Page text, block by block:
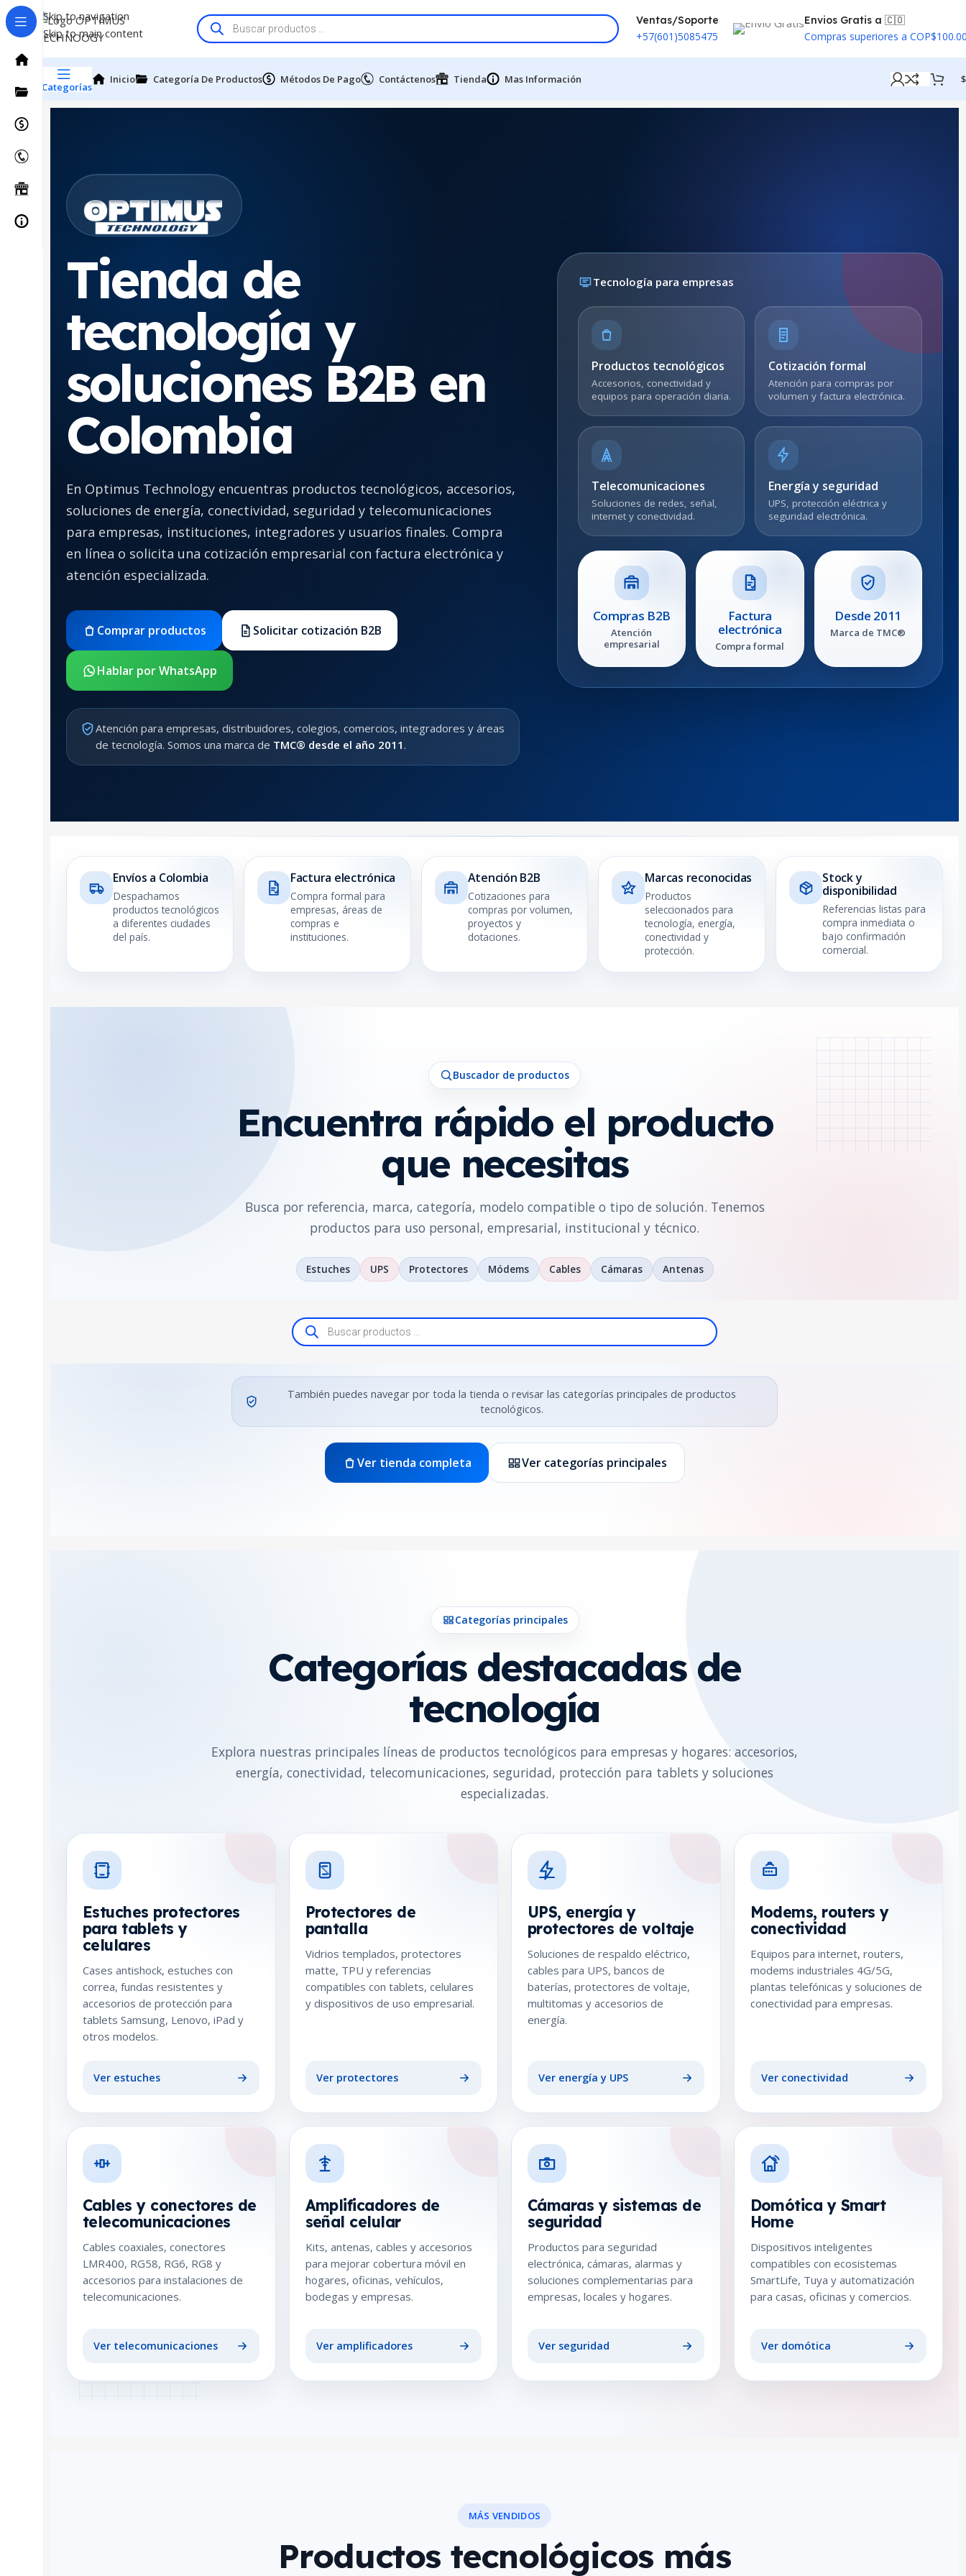
Skip to navigation
Skip to main content
Ventas/Soporte
+57(601)5085475
Envios Gratis a 🇨🇴
Compras superiores a
Categorías
Inicio Categoría De Productos Métodos De Pago Contáctenos Tienda Mas Información $
Tienda de
tecnología y
soluciones B2B en
Colombia
En Optimus Technology encuentras productos tecnológicos, accesorios,
soluciones de energía, conectividad, seguridad y telecomunicaciones
para empresas, instituciones, integradores y usuarios finales. Compra
en línea o solicita una cotización empresarial con factura electrónica y
atención especializada.
Comprar productos Solicitar cotización B2B
Hablar por WhatsApp
Atención para empresas, distribuidores, colegios, comercios, integradores y áreas
de tecnología. Somos una marca de TMC® desde el año 2011 .
Tecnología para empresas
Productos tecnológicos
Accesorios, conectividad y
equipos para operación diaria.
Cotización formal
Atención para compras por
volumen y factura electrónica.
Telecomunicaciones
Soluciones de redes, señal,
internet y conectividad.
Energía y seguridad
UPS, protección eléctrica y
seguridad electrónica.
Compras B2B
Atención
empresarial
Factura
electrónica
Compra formal
Desde 2011
Marca de TMC®
Envíos a Colombia
Despachamos
productos tecnológicos
a diferentes ciudades
del país.
Factura electrónica
Compra formal para
empresas, áreas de
compras e
instituciones.
Atención B2B
Cotizaciones para
compras por volumen,
proyectos y
dotaciones.
Marcas reconocidas
Productos
seleccionados para
tecnología, energía,
conectividad y
protección.
Stock y
disponibilidad
Referencias listas para
compra inmediata o
bajo confirmación
comercial.
Buscador de productos
Encuentra rápido el producto
que necesitas
Busca por referencia, marca, categoría, modelo compatible o tipo de solución. Tenemos
productos para uso personal, empresarial, institucional y técnico.
Estuches UPS Protectores Módems Cables Cámaras Antenas
También puedes navegar por toda la tienda o revisar las categorías principales de productos
tecnológicos.
Ver tienda completa Ver categorías principales
Categorías principales
Categorías destacadas de
tecnología
Explora nuestras principales líneas de productos tecnológicos para empresas y hogares: accesorios,
energía, conectividad, telecomunicaciones, seguridad, protección para tablets y soluciones
especializadas.
Estuches protectores
para tablets y
celulares
Cases antishock, estuches con
correa, fundas resistentes y
accesorios de protección para
tablets Samsung, Lenovo, iPad y
otros modelos.
Ver estuches
Protectores de
pantalla
Vidrios templados, protectores
matte, TPU y referencias
compatibles con tablets, celulares
y dispositivos de uso empresarial.
Ver protectores
UPS, energía y
protectores de voltaje
Soluciones de respaldo eléctrico,
cables para UPS, bancos de
baterías, protectores de voltaje,
multitomas y accesorios de
energía.
Ver energía y UPS
Modems, routers y
conectividad
Equipos para internet, routers,
modems industriales 4G/5G,
plantas telefónicas y soluciones de
conectividad para empresas.
Ver conectividad
Cables y conectores de
telecomunicaciones
Cables coaxiales, conectores
LMR400, RG58, RG6, RG8 y
accesorios para instalaciones de
telecomunicaciones.
Ver telecomunicaciones
Amplificadores de
señal celular
Kits, antenas, cables y accesorios
para mejorar cobertura móvil en
hogares, oficinas, vehículos,
bodegas y empresas.
Ver amplificadores
Cámaras y sistemas de
seguridad
Productos para seguridad
electrónica, cámaras, alarmas y
soluciones complementarias para
empresas, locales y hogares.
Ver seguridad
Domótica y Smart
Home
Dispositivos inteligentes
compatibles con ecosistemas
SmartLife, Tuya y automatización
para casas, oficinas y comercios.
Ver domótica
MÁS VENDIDOS
Productos tecnológicos más